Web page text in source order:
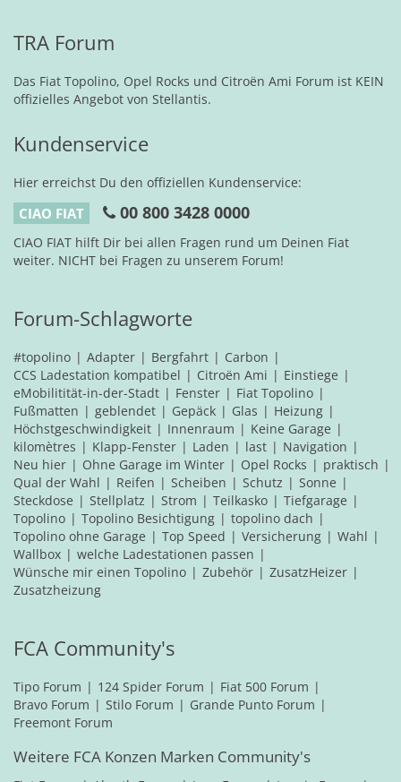
TRA Forum
Das Fiat Topolino, Opel Rocks und Citroën Ami Forum ist KEIN
offizielles Angebot von Stellantis.
Kundenservice
Hier erreichst Du den offiziellen Kundenservice:
CIAO FIAT 00 800 3428 0000
CIAO FIAT hilft Dir bei allen Fragen rund um Deinen Fiat
weiter. NICHT bei Fragen zu unserem Forum!
Forum-Schlagworte
#topolino Adapter Bergfahrt
Carbon
CCS Ladestation kompatibel
Citroën Ami
Einstiege
eMobilitität-in-der-Stadt
Fenster
Fiat Topolino
Fußmatten
geblendet Gepäck Glas
Heizung
Höchstgeschwindigkeit
Innenraum
Keine Garage
kilomètres
Klapp-Fenster Laden last
Navigation
Neu hier
Ohne Garage im Winter Opel Rocks
praktisch
Qual der Wahl
Reifen Scheiben Schutz
Sonne
Steckdose
Stellplatz Strom Teilkasko
Tiefgarage
Topolino
Topolino Besichtigung
topolino dach
Topolino ohne Garage
Top Speed Versicherung
Wahl
Wallbox
welche Ladestationen passen
Wünsche mir einen Topolino
Zubehör
ZusatzHeizer
Zusatzheizung
FCA Community's
Tipo Forum 124 Spider Forum
Fiat 500 Forum
Bravo Forum
Stilo Forum
Grande Punto Forum
Freemont Forum
Weitere FCA Konzen Marken Community's